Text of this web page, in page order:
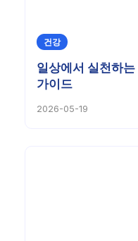
건강
일상에서 실천하
가이드
2026-05-19